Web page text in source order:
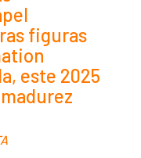
figuras
este 2025